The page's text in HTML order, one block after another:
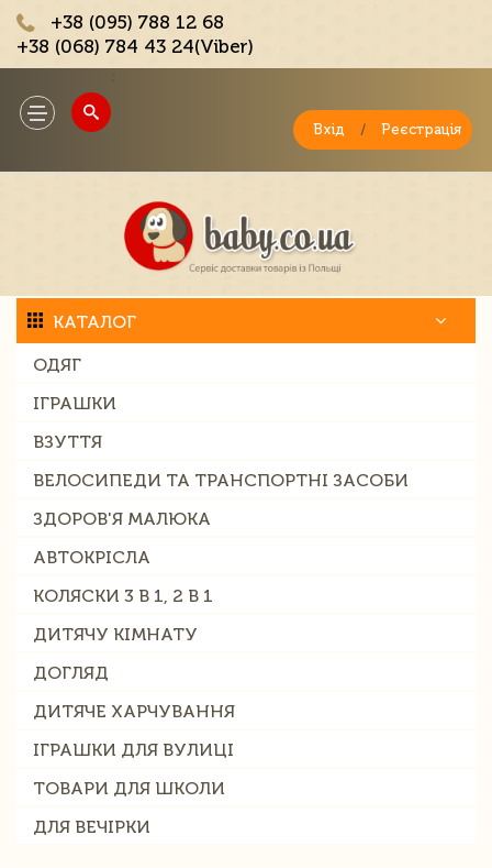
+38 (095) 788 12 68
+38 (068) 784 43 24(Viber)
Toggle
navigation
Вхід / Реєстрація
КАТАЛОГ
ОДЯГ
ІГРАШКИ
ВЗУТТЯ
ВЕЛОСИПЕДИ ТА ТРАНСПОРТНІ ЗАСОБИ
ЗДОРОВ'Я МАЛЮКА
АВТОКРІСЛА
КОЛЯСКИ 3 В 1, 2 В 1
ДИТЯЧУ КІМНАТУ
ДОГЛЯД
ДИТЯЧЕ ХАРЧУВАННЯ
ІГРАШКИ ДЛЯ ВУЛИЦІ
ТОВАРИ ДЛЯ ШКОЛИ
ДЛЯ ВЕЧІРКИ